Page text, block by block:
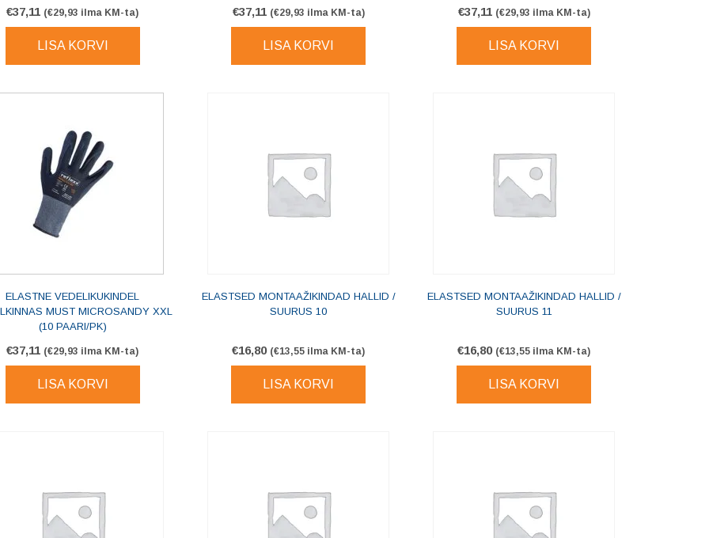
€37,11 (€29,93 ilma KM-ta)
LISA KORVI
€37,11 (€29,93 ilma KM-ta)
LISA KORVI
€37,11 (€29,93 ilma KM-ta)
LISA KORVI
ELASTNE VEDELIKUKINDEL
MUST MICROSANDY XXL
(10 PAARI/PK)
€37,11 (€29,93 ilma KM-ta)
LISA KORVI
ELASTSED MONTAAŽIKINDAD HALLID /
SUURUS 10
€16,80 (€13,55 ilma KM-ta)
LISA KORVI
ELASTSED MONTAAŽIKINDAD HALLID /
SUURUS 11
€16,80 (€13,55 ilma KM-ta)
LISA KORVI